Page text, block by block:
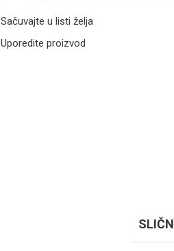
Sačuvajte u listi želja
Uporedite proizvod